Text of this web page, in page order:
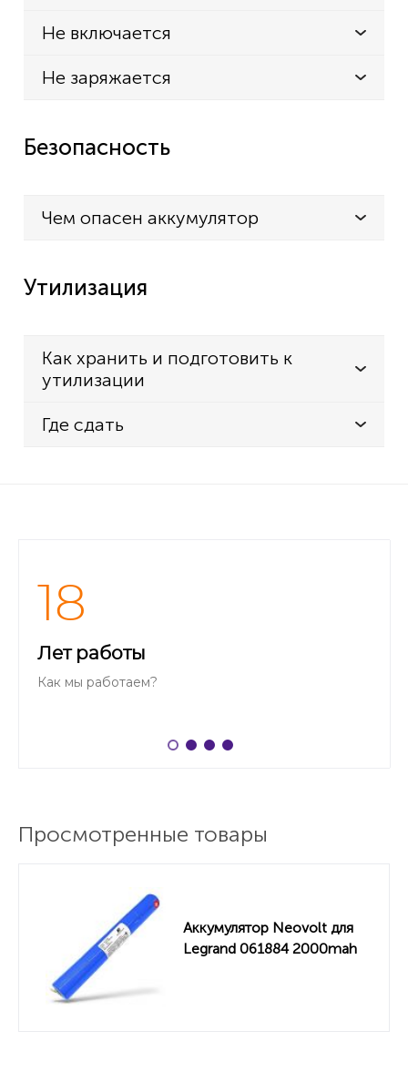
Не включается
Не заряжается
Безопасность
Чем опасен аккумулятор
Утилизация
Как хранить и подготовить к
утилизации
Где сдать
18
Лет работы
Как мы работаем?
Просмотренные товары
Аккумулятор Neovolt для
Legrand 061884 2000mah